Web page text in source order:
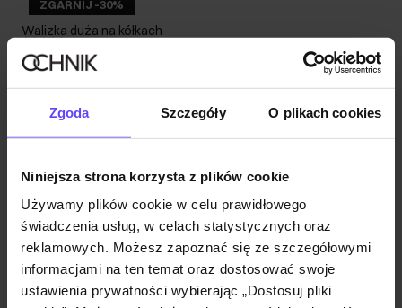
Zgoda Szczegóły O plikach cookies
Niniejsza strona korzysta z plików cookie
Używamy plików cookie w celu prawidłowego
świadczenia usług, w celach statystycznych oraz
reklamowych. Możesz zapoznać się ze szczegółowymi
informacjami na ten temat oraz dostosować swoje
ustawienia prywatności wybierając „Dostosuj pliki
ZGARNIJ -30%
Walizka duża na kółkach
199,90 zł
239,90 zł -najniższa cena z 30 dni przed obniżką